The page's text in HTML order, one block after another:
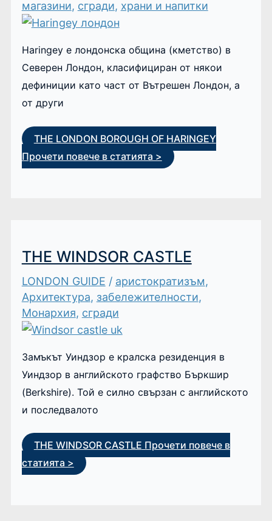
магазини, сгради, храни и напитки
Haringey е лондонска община (кметство) в
Северен Лондон, класифициран от някои
дефиниции като част от Вътрешен Лондон, а
от други
THE LONDON BOROUGH OF HARINGEY
Прочети повече в статията >
THE WINDSOR CASTLE
LONDON GUIDE / аристократизъм,
Архитектура, забележителности,
Монархия, сгради
Замъкът Уиндзор е кралска резиденция в
Уиндзор в английското графство Бъркшир
(Berkshire). Той е силно свързан с английското
и последвалото
THE WINDSOR CASTLE Прочети повече в
статията >